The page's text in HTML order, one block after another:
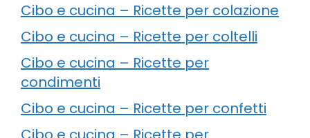
Cibo e cucina – Ricette per colazione
Cibo e cucina – Ricette per coltelli
Cibo e cucina – Ricette per
condimenti
Cibo e cucina – Ricette per confetti